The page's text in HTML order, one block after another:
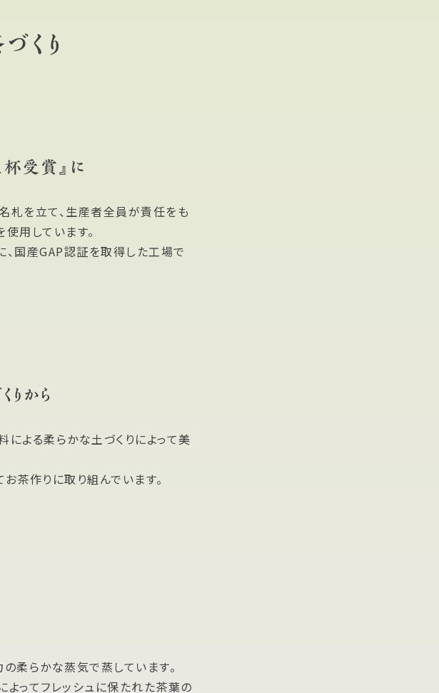
くり
受賞』に
札を立て、生産者全員が責任をも
用しています。
国産GAP認証を取得した工場で
から
よる柔らかな土づくりによって美
茶作りに取り組んでいます。
柔らかな蒸気で蒸しています。
ってフレッシュに保たれた茶葉の